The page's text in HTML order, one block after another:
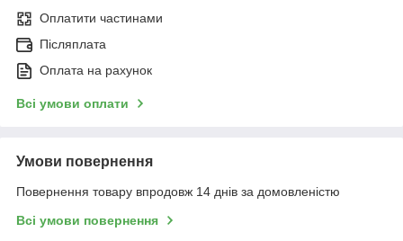
Оплатити частинами
Післяплата
Оплата на рахунок
Всі умови оплати
Умови повернення
Повернення товару впродовж 14 днів за домовленістю
Всі умови повернення